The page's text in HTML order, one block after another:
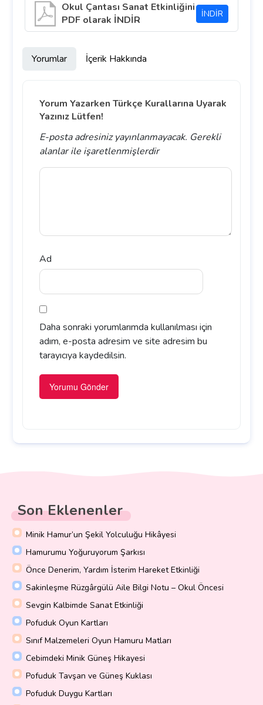
Okul Çantası Sanat Etkinliğini
PDF olarak İNDİR
İNDİR
Yorumlar İçerik Hakkında
Yorum Yazarken Türkçe Kurallarına Uyarak
Yazınız Lütfen!
E-posta adresiniz yayınlanmayacak. Gerekli
alanlarile işaretlenmişlerdir
Ad
Daha sonraki yorumlarımda kullanılması için
adım, e-posta adresim ve site adresim bu
tarayıcıya kaydedilsin.
Son Eklenenler
Minik Hamur’un Şekil Yolculuğu Hikâyesi
Hamurumu Yoğuruyorum Şarkısı
Önce Denerim, Yardım İsterim Hareket Etkinliği
Sakinleşme Rüzgârgülü Aile Bilgi Notu – Okul Öncesi
Sevgin Kalbimde Sanat Etkinliği
Pofuduk Oyun Kartları
Sınıf Malzemeleri Oyun Hamuru Matları
Cebimdeki Minik Güneş Hikayesi
Pofuduk Tavşan ve Güneş Kuklası
Pofuduk Duygu Kartları